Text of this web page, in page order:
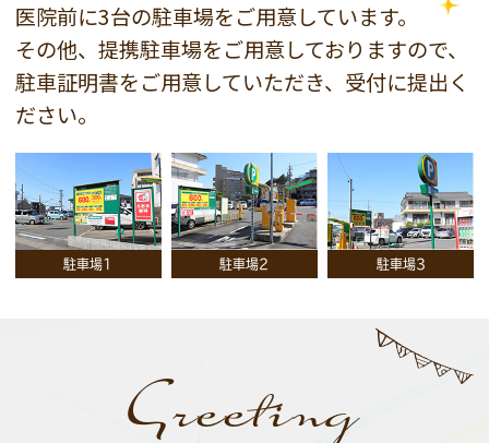
医院前に3台の駐車場をご用意しています。
その他、提携駐車場をご用意しておりますので、
駐車証明書をご用意していただき、受付に提出く
ださい。
駐車場1 駐車場2 駐車場3
Greeting